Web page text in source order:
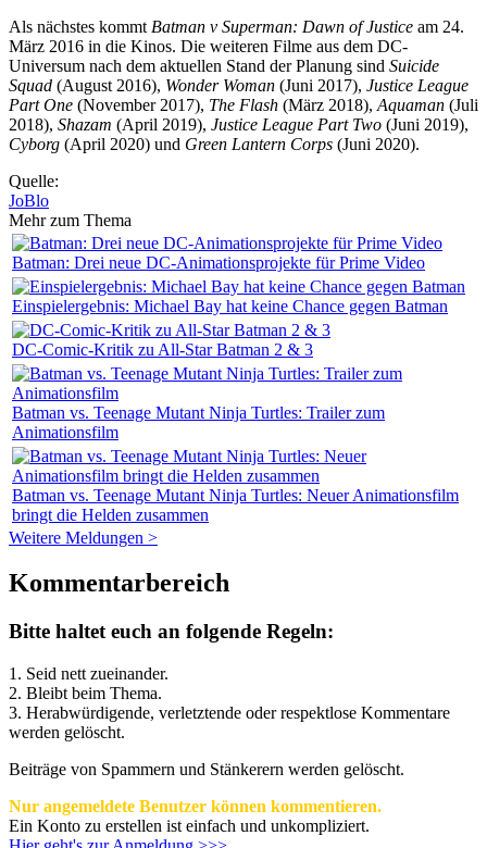
Als nächstes kommt Batman v Superman: Dawn of Justice am 24.
März 2016 in die Kinos. Die weiteren Filme aus dem DC-
Universum nach dem aktuellen Stand der Planung sind Suicide
Squad (August 2016), Wonder Woman (Juni 2017), Justice League
Part One (November 2017), The Flash (März 2018), Aquaman (Juli
2018), Shazam (April 2019), Justice League Part Two (Juni 2019),
Cyborg (April 2020) und Green Lantern Corps (Juni 2020).
Quelle:
JoBlo
Mehr zum Thema
Batman: Drei neue DC-Animationsprojekte für Prime Video
Einspielergebnis: Michael Bay hat keine Chance gegen Batman
DC-Comic-Kritik zu All-Star Batman 2 & 3
Batman vs. Teenage Mutant Ninja Turtles: Trailer zum
Animationsfilm
Batman vs. Teenage Mutant Ninja Turtles: Neuer Animationsfilm
bringt die Helden zusammen
Weitere Meldungen >
Kommentarbereich
Bitte haltet euch an folgende Regeln:
1. Seid nett zueinander.
2. Bleibt beim Thema.
3. Herabwürdigende, verletztende oder respektlose Kommentare
werden gelöscht.
Beiträge von Spammern und Stänkerern werden gelöscht.
Nur angemeldete Benutzer können kommentieren.
Ein Konto zu erstellen ist einfach und unkompliziert.